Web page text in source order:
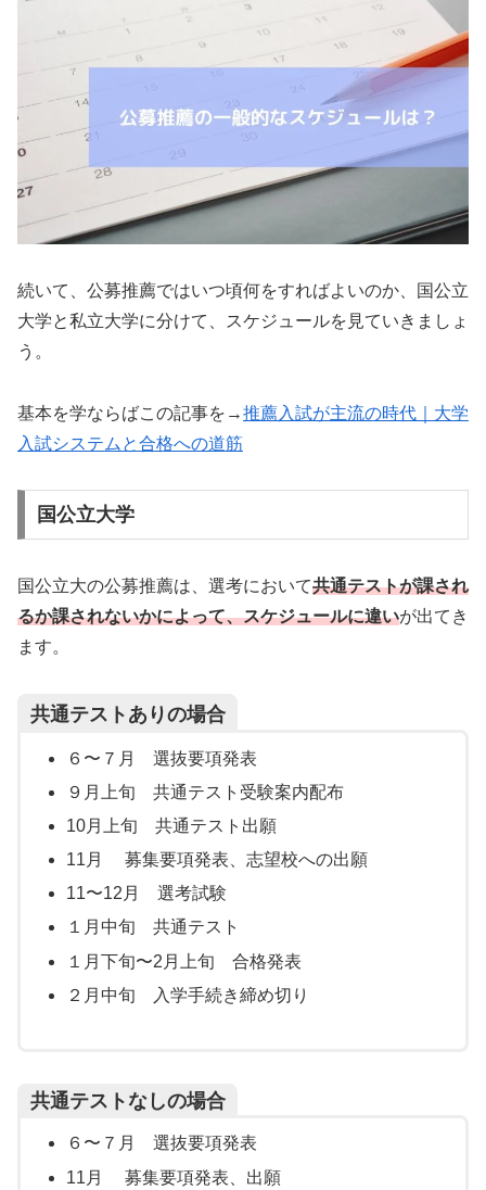
続いて、公募推薦ではいつ頃何をすればよいのか、国公立
大学と私立大学に分けて、スケジュールを見ていきましょ
う。
基本を学ならばこの記事を→推薦入試が主流の時代｜大学
入試システムと合格への道筋
国公立大学
国公立大の公募推薦は、選考において共通テストが課され
るか課されないかによって、スケジュールに違いが出てき
ます。
共通テストありの場合
６〜７月 選抜要項発表
９月上旬 共通テスト受験案内配布
10月上旬 共通テスト出願
11月 募集要項発表、志望校への出願
11〜12月 選考試験
１月中旬 共通テスト
１月下旬〜2月上旬 合格発表
２月中旬 入学手続き締め切り
共通テストなしの場合
６〜７月 選抜要項発表
11月 募集要項発表、出願